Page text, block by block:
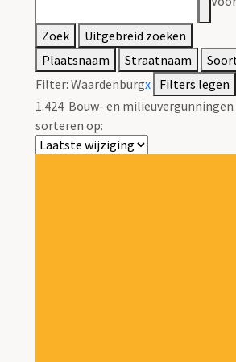
Zoek
Uitgebreid zoeken
Plaatsnaam
Straatnaam
Filter: Waardenburgx Filters legen
1.424 Bouw- en milieuvergunningen
sorteren op: